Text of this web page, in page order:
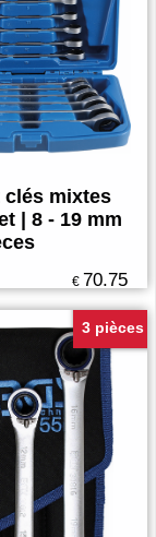
clés mixtes
| 8 - 19 mm
€ 70.75
3 pièces